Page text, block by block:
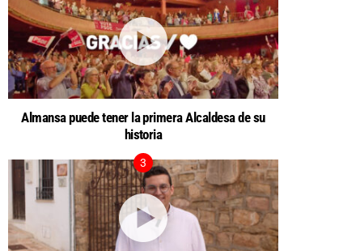
Almansa puede tener la primera Alcaldesa de su
historia